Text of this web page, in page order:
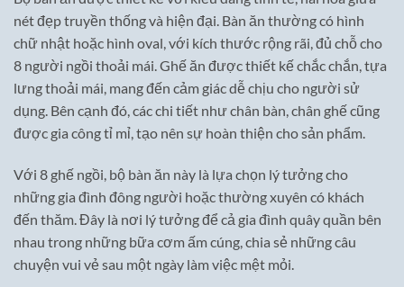
nét đẹp truyền thống và hiện đại. Bàn ăn thường có hình
chữ nhật hoặc hình oval, với kích thước rộng rãi, đủ chỗ cho
8 người ngồi thoải mái. Ghế ăn được thiết kế chắc chắn, tựa
lưng thoải mái, mang đến cảm giác dễ chịu cho người sử
dụng. Bên cạnh đó, các chi tiết như chân bàn, chân ghế cũng
được gia công tỉ mỉ, tạo nên sự hoàn thiện cho sản phẩm.
Với 8 ghế ngồi, bộ bàn ăn này là lựa chọn lý tưởng cho
những gia đình đông người hoặc thường xuyên có khách
đến thăm. Đây là nơi lý tưởng để cả gia đình quây quần bên
nhau trong những bữa cơm ấm cúng, chia sẻ những câu
chuyện vui vẻ sau một ngày làm việc mệt mỏi.